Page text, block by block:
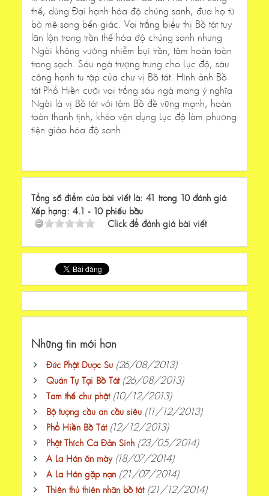
thế, dùng Đại hạnh hóa độ chúng sanh, đưa họ từ
bờ mê sang bến giác. Voi trắng biểu thị Bồ tát tuy
lăn lộn trong trần thế hóa độ chúng sanh nhưng
Ngài không vướng nhiễm bụi trần, tâm hoàn toàn
trong sạch. Sáu ngà trượng trưng cho Lục độ, sáu
công hạnh tu tập của chư vị Bồ tát. Hình ảnh Bồ
tát Phổ Hiền cưỡi voi trắng sáu ngà mang ý nghĩa
Ngài là vị Bồ tát với tâm Bồ đề vững mạnh, hoàn
toàn thanh tịnh, khéo vận dụng Lục độ làm phương
tiện giáo hóa độ sanh.
Tổng số điểm của bài viết là: 41 trong 10 đánh giá
Xếp hạng: 4.1 - 10phiếu bầu
Click để đánh giá bài viết
Những tin mới hơn
Đức Phật Dược Sư (26/08/2013)
Quán Tự Tại Bồ Tát (26/08/2013)
Tam thế chư phật (10/12/2013)
Bộ tượng cầu an cầu siêu (11/12/2013)
Phổ Hiền Bồ Tát (12/12/2013)
Phật Thích Ca Đản Sinh (23/05/2014)
A La Hán ăn mày (18/07/2014)
A La Hán gặp nạn (21/07/2014)
Thiên thủ thiên nhãn bồ tát (21/12/2014)